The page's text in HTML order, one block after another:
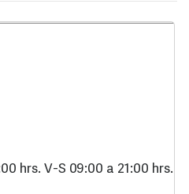
hrs. V-S 09:00 a 21:00 hrs.